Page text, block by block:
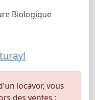
Biologique
locavor, vous
des ventes :